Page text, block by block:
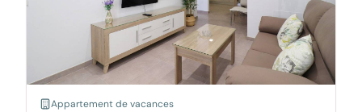
Appartement de vacances